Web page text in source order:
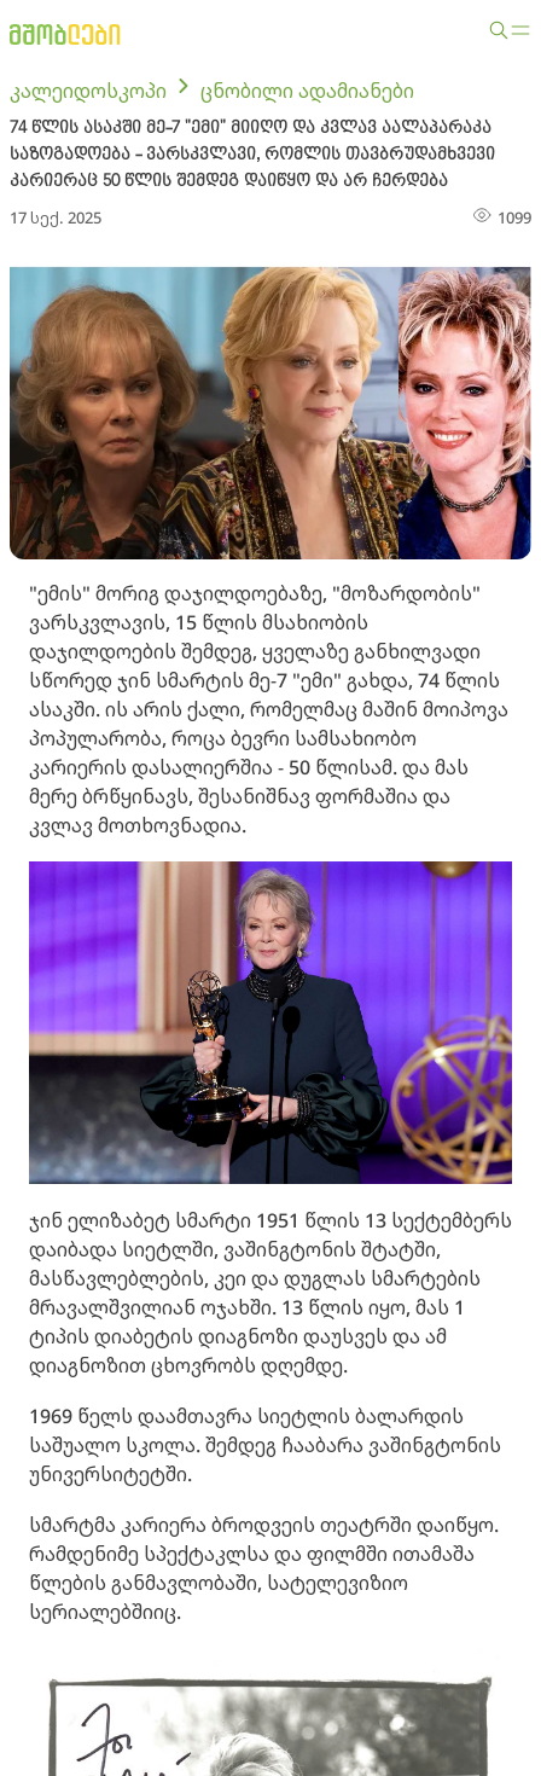
კალეიდოსკოპი ცნობილი ადამიანები
74 წლის ასაკში მე-7 "ემი" მიიღო და კვლავ აალაპარაკა
საზოგადოება - ვარსკვლავი, რომლის თავბრუდამხვევი
კარიერაც 50 წლის შემდეგ დაიწყო და არ ჩერდება
17 სექ. 2025 1099
"ემის" მორიგ დაჯილდოებაზე, "მოზარდობის"
ვარსკვლავის, 15 წლის მსახიობის
დაჯილდოების შემდეგ, ყველაზე განხილვადი
სწორედ ჯინ სმარტის მე-7 "ემი" გახდა, 74 წლის
ასაკში. ის არის ქალი, რომელმაც მაშინ მოიპოვა
პოპულარობა, როცა ბევრი სამსახიობო
კარიერის დასალიერშია - 50 წლისამ. და მას
მერე ბრწყინავს, შესანიშნავ ფორმაშია და
კვლავ მოთხოვნადია.
ჯინ ელიზაბეტ სმარტი 1951 წლის 13 სექტემბერს
დაიბადა სიეტლში, ვაშინგტონის შტატში,
მასწავლებლების, კეი და დუგლას სმარტების
მრავალშვილიან ოჯახში. 13 წლის იყო, მას 1
ტიპის დიაბეტის დიაგნოზი დაუსვეს და ამ
დიაგნოზით ცხოვრობს დღემდე.
1969 წელს დაამთავრა სიეტლის ბალარდის
საშუალო სკოლა. შემდეგ ჩააბარა ვაშინგტონის
უნივერსიტეტში.
სმარტმა კარიერა ბროდვეის თეატრში დაიწყო.
რამდენიმე სპექტაკლსა და ფილმში ითამაშა
წლების განმავლობაში, სატელევიზიო
სერიალებშიიც.